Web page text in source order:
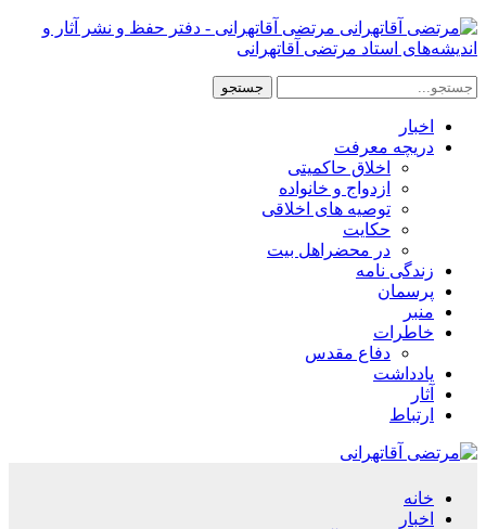
مرتضی آقاتهرانی - دفتر حفظ و نشر آثار و
اندیشه‌های استاد مرتضی آقاتهرانی
اخبار
دریچه معرفت
اخلاق حاکمیتی
ازدواج و خانواده
توصیه های اخلاقی
حکایت
در محضراهل بیت
زندگی نامه
پرسمان
منبر
خاطرات
دفاع مقدس
یادداشت
آثار
ارتباط
خانه
اخبار